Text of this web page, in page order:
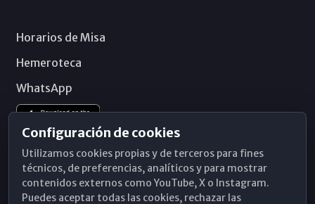
Horarios de Misa
Hemeroteca
WhatsApp
Configuración de cookies
Utilizamos cookies propias y de terceros para fines
técnicos, de preferencias, analíticos y para mostrar
contenidos externos como YouTube, X o Instagram.
Puedes aceptar todas las cookies, rechazar las